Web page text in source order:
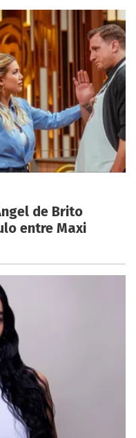
de Brito
entre Maxi